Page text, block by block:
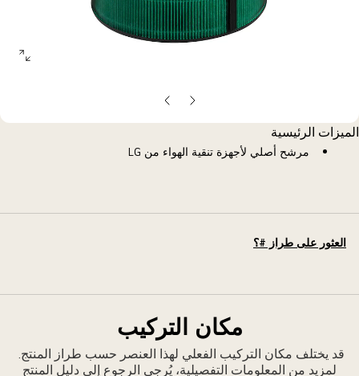
الشريحة
السابقة
الشريحة
التالية
الميزات الرئيسية
مرشح أصلي لأجهزة تنقية الهواء من LG
العثور على طراز #؟
مكان التركيب
قد يختلف مكان التركيب الفعلي لهذا العنصر حسب طراز المنتج.
لمزيد من المعلومات التفصيلية، يُرجى الرجوع إلى دليل المنتج